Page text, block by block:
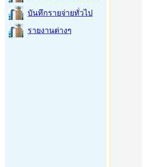
บันทึกรายจ่ายทั่วไป
รายงานต่างๆ